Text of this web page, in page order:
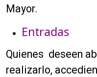
Mayor.
Entradas
Quienes deseen
realizarlo,